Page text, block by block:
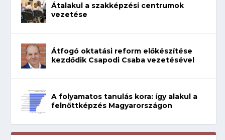
Átalakul a szakképzési centrumok
vezetése
Átfogó oktatási reform előkészítése
kezdődik Csapodi Csaba vezetésével
A folyamatos tanulás kora: így alakul a
felnőttképzés Magyarországon